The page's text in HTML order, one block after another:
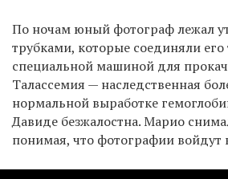
По ночам юный фотограф лежал
трубками, которые соединяли его
специальной машиной для
Талассемия — наследственная
нормальной выработке
Давиде безжалостна. Марио
понимая, что фотографии войдут